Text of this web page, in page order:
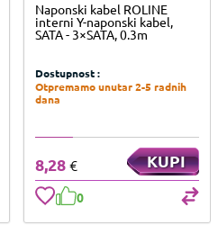
Naponski kabel ROLINE
interni Y-naponski kabel,
SATA - 3×SATA, 0.3m
Dostupnost :
Otpremamo unutar 2-5 radnih
dana
8,28 € KUPI
0